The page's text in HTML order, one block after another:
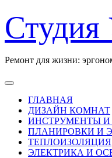
к
содержанию
Ремонт для жизни:
ГЛАВНАЯ
ДИЗАЙН КОМНАТ
ИНСТРУМЕНТЫ И
ПЛАНИРОВКИ И
ТЕПЛОИЗОЛЯЦИЯ
ЭЛЕКТРИКА И